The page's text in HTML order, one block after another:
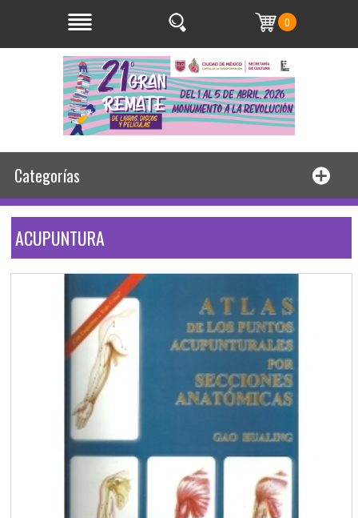
0
Categorías
ACUPUNTURA